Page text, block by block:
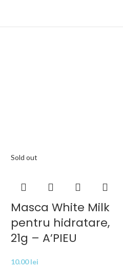
Sold out
Masca White Milk
pentru hidratare,
21g – A’PIEU
10.00lei